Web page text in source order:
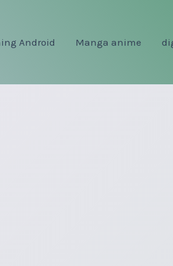
Android Manga anime